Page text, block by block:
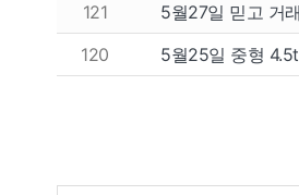
121
5월27일 믿고 거
120
5월25일 중형